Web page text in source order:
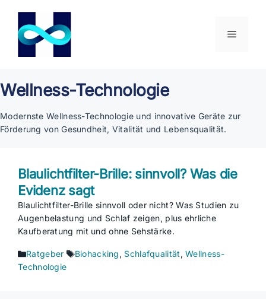
springen
Menü
Wellness-Technologie
Modernste Wellness-Technologie und innovative Geräte zur
Förderung von Gesundheit, Vitalität und Lebensqualität.
Blaulichtfilter-Brille: sinnvoll? Was die
Evidenz sagt
Blaulichtfilter-Brille sinnvoll oder nicht? Was Studien zu
Augenbelastung und Schlaf zeigen, plus ehrliche
Kaufberatung mit und ohne Sehstärke.
Kategorien
Ratgeber Schlagwörter
Biohacking , Schlafqualität ,Wellness-
Technologie